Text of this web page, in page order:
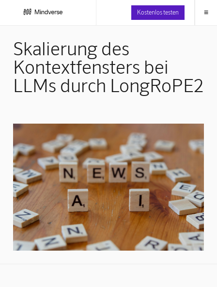
Kostenlos testen ≡
Skalierung des
Kontextfensters bei
LLMs durch LongRoPE2